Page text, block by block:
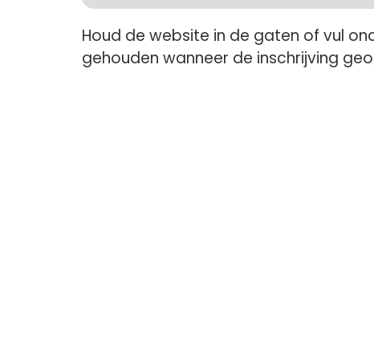
Houd de website in de gaten of vul
gehouden wanneer de inschrijving